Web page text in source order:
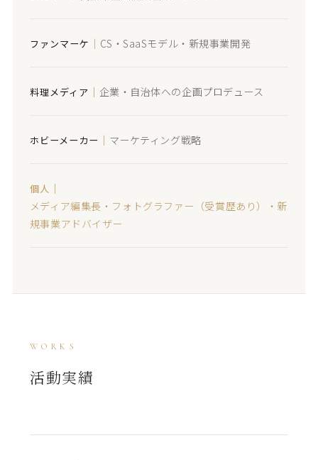
ファンマーケ ｜ CS・SaaSモデル・新規事業開発
料理メディア ｜ 企業・自治体への企画プロデュース
ホビーメーカー ｜ マーケティング戦略
個人 ｜
メディア編集長・フォトグラファー（受賞歴あり）・新
規事業アドバイザー
WORKS
活動実績